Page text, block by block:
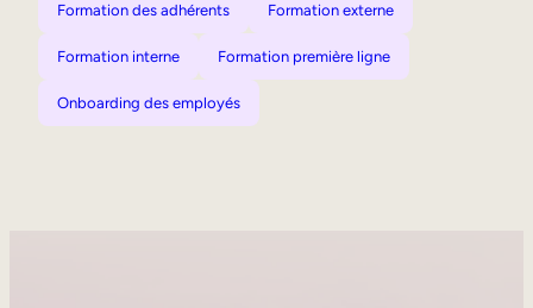
Formation des adhérents Formation externe
Formation interne Formation première ligne
Onboarding des employés